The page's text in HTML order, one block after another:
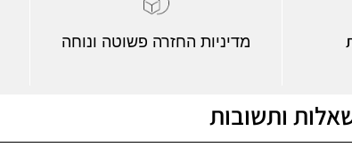
מדיניות החזרה פשוטה ונוחה
ותשובות